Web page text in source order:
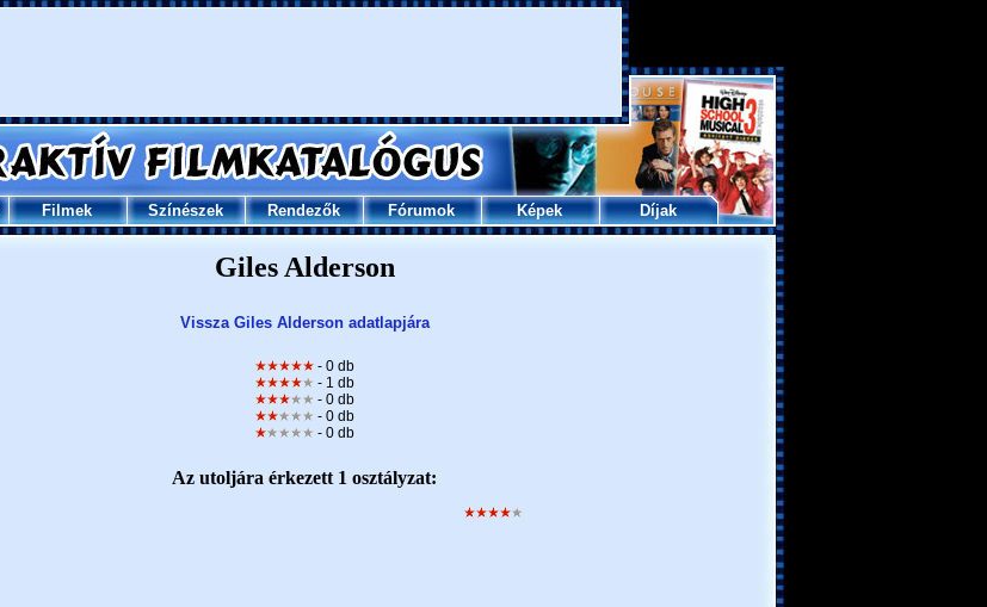
Filmek Színészek Rendezők Fórumok Képek Díjak
Giles Alderson
Vissza Giles Alderson adatlapjára
- 0 db
- 1 db
- 0 db
- 0 db
- 0 db
Az utoljára érkezett 1 osztályzat: